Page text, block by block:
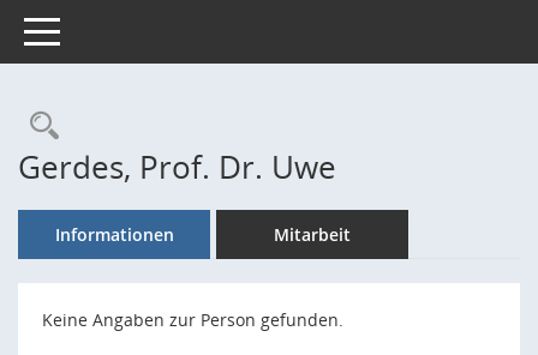
Toggle navigation
Rechercheauswahl
Gerdes, Prof. Dr. Uwe
Informationen Mitarbeit
Keine Angaben zur Person gefunden.